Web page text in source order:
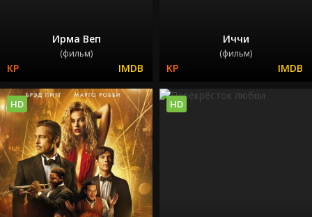
Ирма Веп
(фильм)
Иччи
(фильм)
HD HD